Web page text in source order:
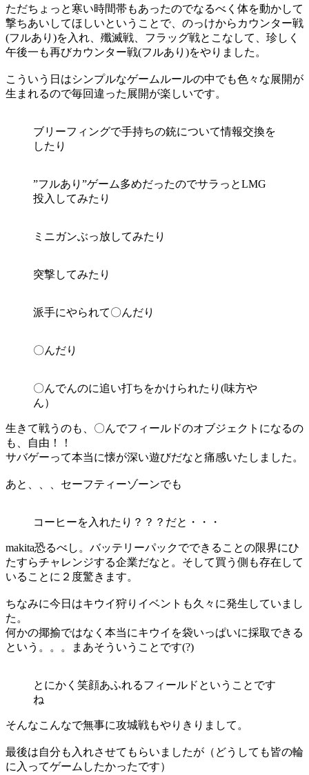
ただちょっと寒い時間帯もあったのでなるべく体を動かして
撃ちあいしてほしいということで、のっけからカウンター戦
(フルあり)を入れ、殲滅戦、フラッグ戦とこなして、珍しく
午後一も再びカウンター戦(フルあり)をやりました。
こういう日はシンプルなゲームルールの中でも色々な展開が
生まれるので毎回違った展開が楽しいです。
ブリーフィングで手持ちの銃について情報交換を
したり
”フルあり”ゲーム多めだったのでサラっとLMG
投入してみたり
ミニガンぶっ放してみたり
突撃してみたり
派手にやられて〇んだり
〇んだり
〇んでんのに追い打ちをかけられたり(味方や
ん）
生きて戦うのも、〇んでフィールドのオブジェクトになるの
も、自由！！
サバゲーって本当に懐が深い遊びだなと痛感いたしました。
あと、、、セーフティーゾーンでも
コーヒーを入れたり？？？だと・・・
makita恐るべし。バッテリーパックでできることの限界にひ
たすらチャレンジする企業だなと。そして買う側も存在して
いることに２度驚きます。
ちなみに今日はキウイ狩りイベントも久々に発生していまし
た。
何かの揶揄ではなく本当にキウイを袋いっぱいに採取できる
という。。。まあそういうことです(?)
とにかく笑顔あふれるフィールドということです
ね
そんなこんなで無事に攻城戦もやりきりまして。
最後は自分も入れさせてもらいましたが（どうしても皆の輪
に入ってゲームしたかったです）